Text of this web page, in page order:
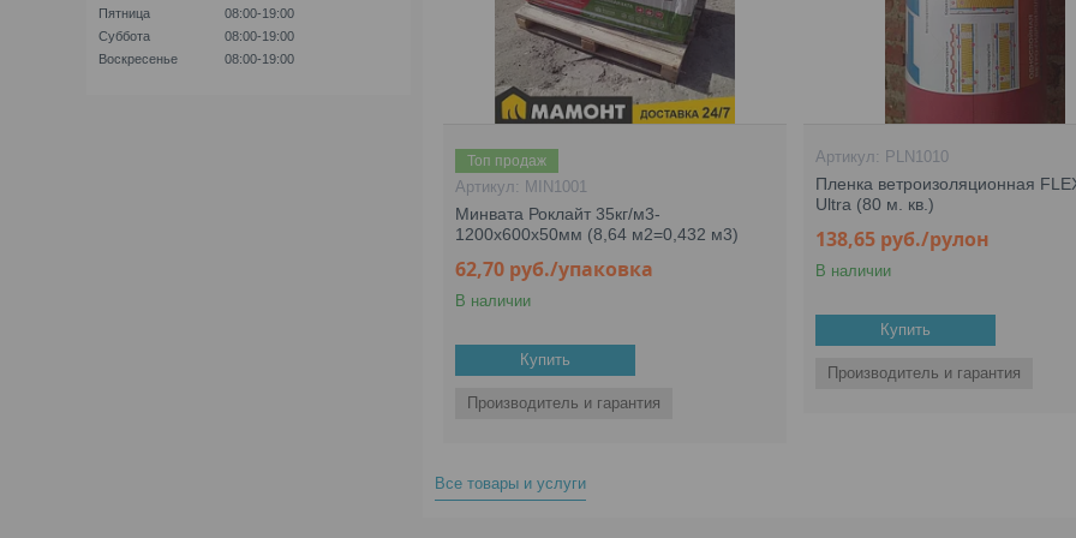
Топ продаж
MIN1001
Минвата Роклайт 35кг/м3-
1200х600х50мм (8,64 м2=0,432 м3)
62,70 руб./упаковка
В наличии
Купить
Производитель и гарантия
PLN1010
Пленка ветроизоляционная
Ultra (80 м. кв.)
138,65 руб./рулон
В наличии
Купить
Производитель и гарантия
Все товары и услуги
Пятница
08:00-19:00
Суббота
08:00-19:00
Воскресенье
08:00-19:00